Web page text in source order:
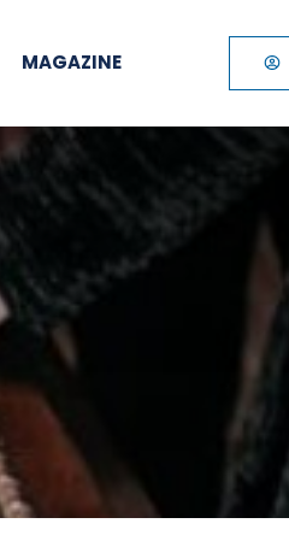
MAGAZINE